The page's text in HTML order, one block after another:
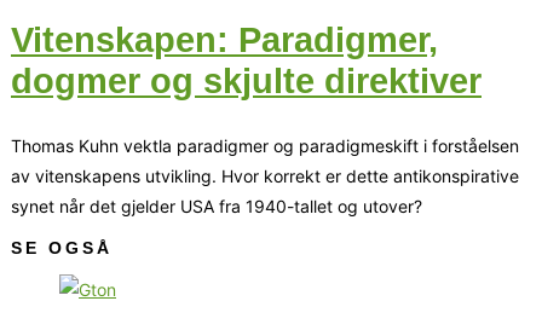
Vitenskapen: Paradigmer,
dogmer og skjulte direktiver
Thomas Kuhn vektla paradigmer og paradigmeskift i forståelsen
av vitenskapens utvikling. Hvor korrekt er dette antikonspirative
synet når det gjelder USA fra 1940-tallet og utover?
SE OGSÅ